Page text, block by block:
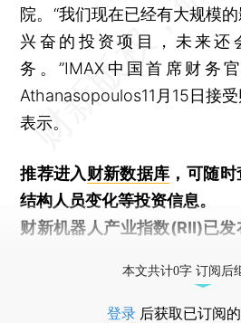
院。“我们现在已经有大规模
兴奋的投资项目，未来还
务。”IMAX中国首席财务
Athanasopoulos11月15日接
表示。
推荐进入财新数据库 ，可随
结构人员变化等投资信息。
财新机器人产业指数(RII)已发
本文共计0字 订阅后
登录 后获取已订阅